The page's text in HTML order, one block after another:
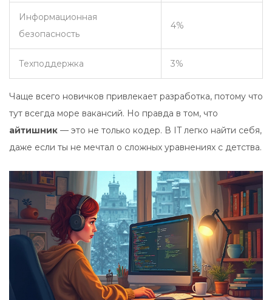
Информационная
безопасность
4%
Техподдержка 3%
Чаще всего новичков привлекает разработка, потому что
тут всегда море вакансий. Но правда в том, что
айтишник — это не только кодер. В IT легко найти себя,
даже если ты не мечтал о сложных уравнениях с детства.